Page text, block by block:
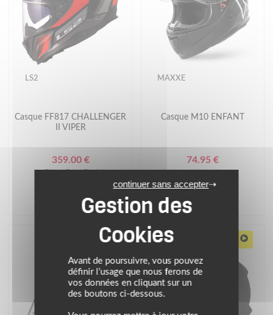
LS2
Casque FF817 CHALLENGER
II VIPER
359.00 €
MAXXE
Casque M10 ENFANT
74.95 €
Avant de poursuivre, vous pouvez
définir l’usage que nous ferons de
vos données en cliquant sur un
des boutons ci-dessous.
continuer sans accepter